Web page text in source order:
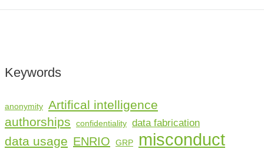
Keywords
anonymity Artifical intelligence
authorships
confidentiality data fabrication
data usage ENRIO GRP misconduct